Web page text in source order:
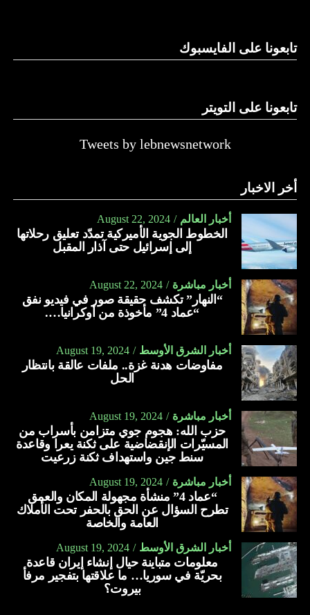
النهار
تابعونا على الفايسبوك
تابعونا على التويتر
Tweets by lebnewsnetwork
أخر الاخبار
أخبار العالم August 22, 2024
الخطوط الجوية الأميركية تمدّد تعليق رحلاتها
إلى إسرائيل حتى آذار المقبل
أخبار مباشرة August 22, 2024
“النهار” تكشف حقيقة صور في فيديو نفق
“عماد 4” مأخوذة من أوكرانيا….
أخبار الشرق الأوسط August 19, 2024
مفاوضات هدنة غزة.. ملفات عالقة بانتظار
الحل
أخبار مباشرة August 19, 2024
حزب الله: هجوم جوي متزامن بأسراب من
المسيّرات الإنقضاضية على ثكنة يعرا وقاعدة
سنط جين واستهداف ثكنة زرعيت
أخبار مباشرة August 19, 2024
“عماد 4” منشأة مجهولة المكان والعمق
تطرح السؤال عن الحق بالحفر تحت الأملاك
العامة والخاصة
أخبار الشرق الأوسط August 19, 2024
معلومات متباينة حيال إنشاء إيران قاعدة
بحريّة في سوريا… ما علاقتها بتفجير مرفأ
بيروت؟